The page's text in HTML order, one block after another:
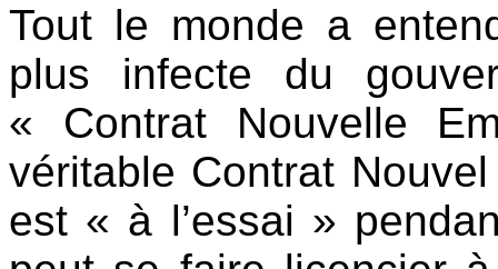
Tout le monde a
plus infecte du
« Contrat Nouvelle
véritable Contrat
est « à l’essai »